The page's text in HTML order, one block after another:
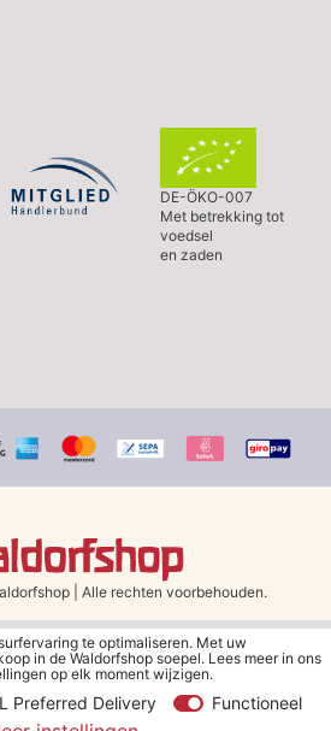
DE-ÖKO-007
Met betrekking tot
voedsel
en zaden
Alle rechten voorbehouden.
en België vanaf 79 euro bij het
"DHL - Besparing op
te optimaliseren. Met uw
in de Waldorfshop soepel. Lees meer in ons
op elk moment wijzigen.
Preferred Delivery Functioneel